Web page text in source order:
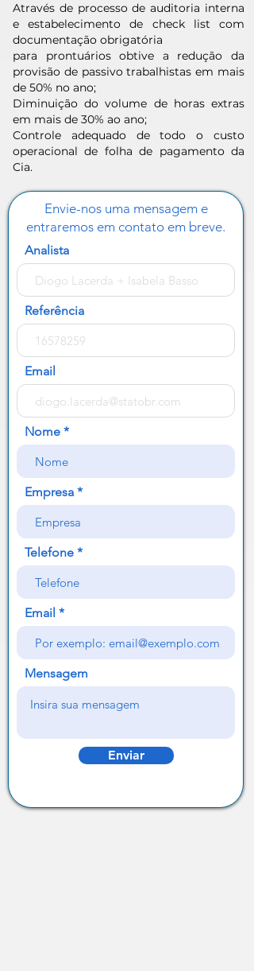
Através de processo de auditoria interna
e estabelecimento de check list com
documentação obrigatória
para prontuários obtive a redução da
provisão de passivo trabalhistas em mais
de 50% no ano;
Diminuição do volume de horas extras
em mais de 30% ao ano;
Controle adequado de todo o custo
operacional de folha de pagamento da
Cia.
Envie-nos uma mensagem e
entraremos em contato em breve.
Analista
Referência
Email
Nome
Empresa
Telefone
Email
Mensagem
Enviar